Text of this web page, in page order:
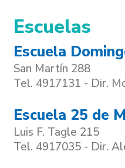
Escuelas
Escuela
San Martín 288
Tel. 4917131 - Dir.
Escuela 25 de
Luis F. Tagle 215
Tel. 4917035 - Dir.